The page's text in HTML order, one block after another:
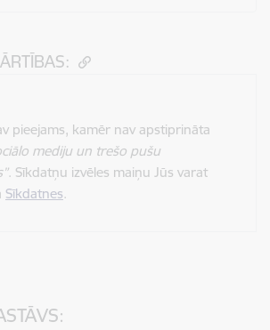
pieejams, kamēr nav apstiprināta
mediju un trešo pušu
. Sīkdatņu izvēles maiņu Jūs varat
Sīkdatnes.